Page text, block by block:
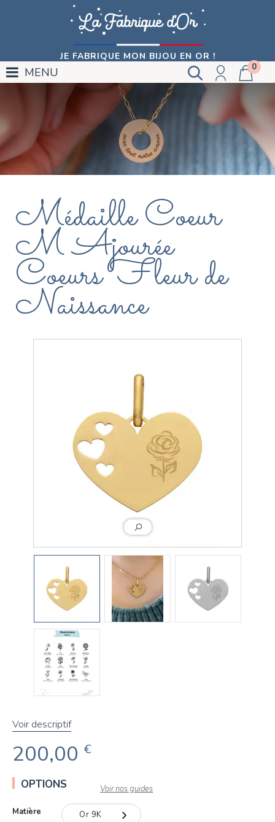
JE FABRIQUE MON BIJOU EN OR !
0
MENU
Médaille Coeur
M Ajourée
Coeurs Fleur de
Naissance
Voir descriptif
200,00 €
OPTIONS Voir nos guides
Matière Or 9K